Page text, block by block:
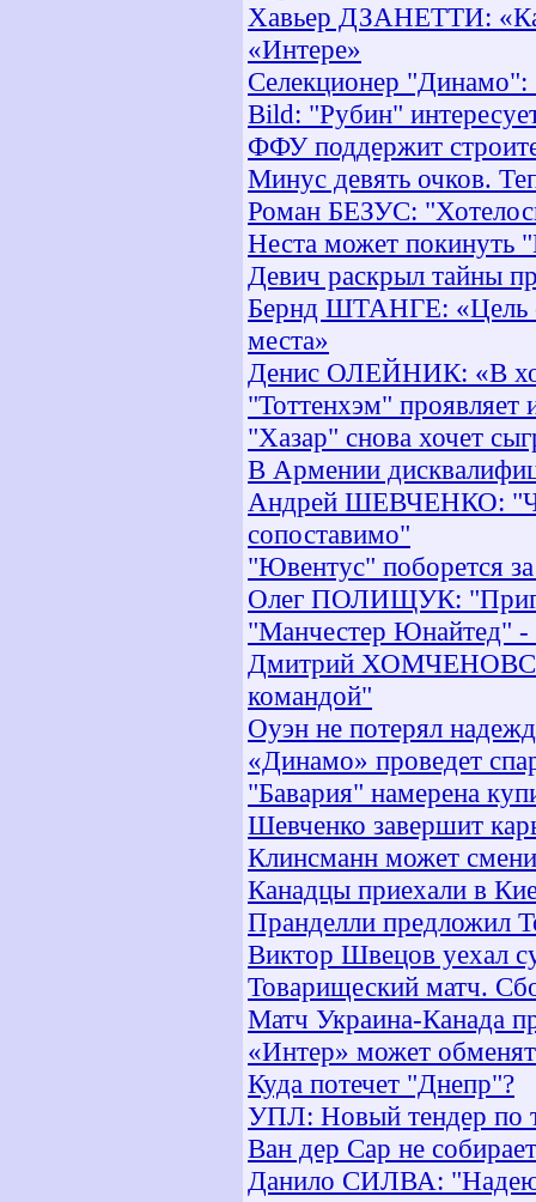
Хавьер ДЗАНЕТТИ:
«Интере»
Селекционер
Bild: "Рубин"
ФФУ поддержит
Минус девять очков.
Роман БЕЗУС:
Неста может покинуть
Девич раскрыл тайны
Бернд ШТАНГЕ: «Цель
места»
Денис ОЛЕЙНИК: «В
"Тоттенхэм" проявляет
"Хазар" снова хочет
В Армении
Андрей ШЕВЧЕНКО:
сопоставимо"
"Ювентус" поборется
Олег ПОЛИЩУК:
"Манчестер Юнайтед" -
Дмитрий
командой"
Оуэн не потерял
«Динамо» проведет
"Бавария" намерена
Шевченко завершит
Клинсманн может
Канадцы приехали в
Пранделли предложил
Виктор Швецов уехал
Товарищеский матч.
Матч Украина-Канада
«Интер» может
Куда потечет "Днепр"?
УПЛ: Новый тендер по
Ван дер Сар не
Данило СИЛВА: